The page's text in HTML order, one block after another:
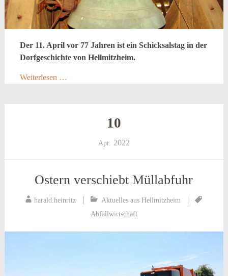
Der 11. April vor 77 Jahren ist ein Schicksalstag in der
Dorfgeschichte von Hellmitzheim.
Weiterlesen …
10
Apr. 2022
Ostern verschiebt Müllabfuhr
harald.heinritz
Aktuelles aus Hellmitzheim
Abfallwirtschaft